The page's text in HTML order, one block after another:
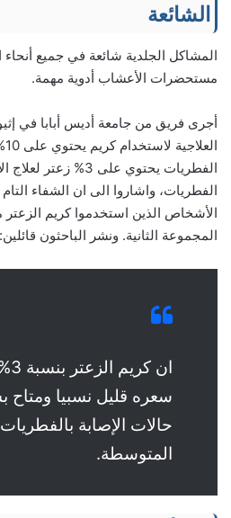
الشائعة
المشاكل الجلدية شائعة في جميع أنحاء
مستحضرات الأعشاب أدوية مهمة.
أجرى فريق من جامعة أديس أبابا في
الفطريات يحتوي على
المجموعة الثانية. ونشر الباحثون قائلين:
سعره قليل نسبيا ومتاح
حالات الإصابة
المتوسطة.